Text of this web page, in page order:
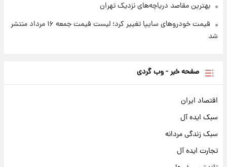
بهترین مقاصد دریاچه‌های نزدیک تهران
قیمت خودروهای سایپا تغییر کرد؛ لیست قیمت جمعه ۱۶ مرداد منتشر
شد
صفحه خبر - وب گردی
اقتصاد ایران
سبک ایده آل
سبک زندگی مردانه
تجارت ایده آل